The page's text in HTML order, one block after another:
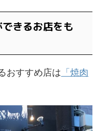
きるお店をも
おすすめ店は 「焼肉